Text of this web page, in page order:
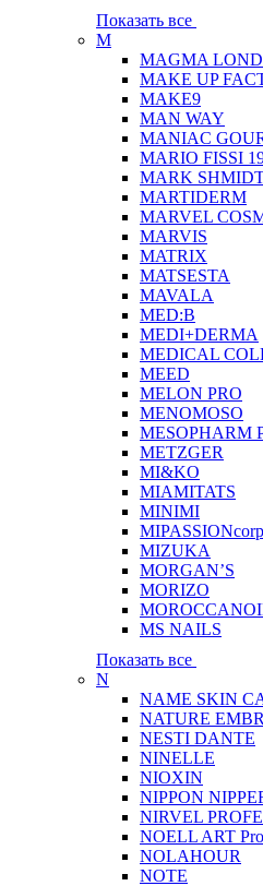
Показать все
M
MAGMA
MAKE UP
MAKE9
MAN WAY
MANIAC
MARIO FISSI
MARK
MARTIDERM
MARVEL
MARVIS
MATRIX
MATSESTA
MAVALA
MED:B
MEDI+DERMA
MEDICAL
MEED
MELON PRO
MENOMOSO
MESOPHARM
METZGER
MI&KO
MIAMITATS
MINIMI
MIPASSIONcorp
MIZUKA
MORGAN’S
MORIZO
MS NAILS
Показать все
N
NAME SKIN
NATURE
NESTI DANTE
NINELLE
NIOXIN
NIPPON
NIRVEL
NOELL ART
NOLAHOUR
NOTE